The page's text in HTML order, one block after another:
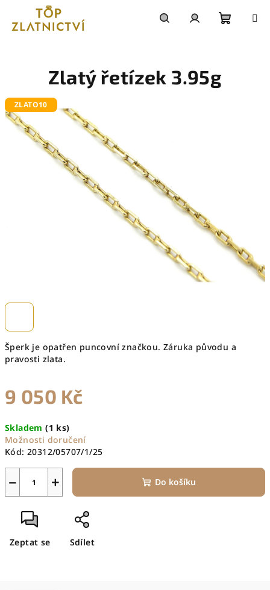
obsah
Šperk je opatřen puncovní značkou. Záruka původu a
pravosti zlata.
9 050 Kč
cena:
Skladem(1 ks)
Možnosti doručení
Kód: 20312/05707/1/25
+
− Do košíku
Zeptat se Sdílet
Zlatý řetízek 3.95g
ZLATO10